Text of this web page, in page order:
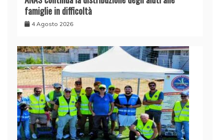
famiglie in difficoltà
4 Agosto 2026